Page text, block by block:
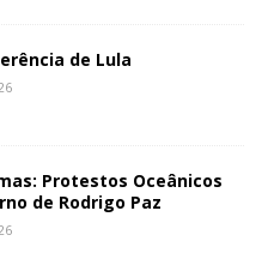
de Lula
Protestos Oceânicos
de Rodrigo Paz